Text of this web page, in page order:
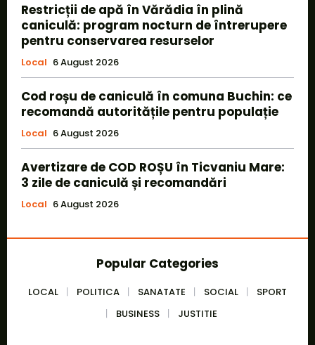
Restricții de apă în Vărădia în plină
caniculă: program nocturn de întrerupere
pentru conservarea resurselor
Local 6 August 2026
Cod roșu de caniculă în comuna Buchin: ce
recomandă autoritățile pentru populație
Local 6 August 2026
Avertizare de COD ROȘU în Ticvaniu Mare:
3 zile de caniculă și recomandări
Local 6 August 2026
Popular Categories
LOCAL POLITICA SANATATE SOCIAL
SPORT
BUSINESS
JUSTITIE